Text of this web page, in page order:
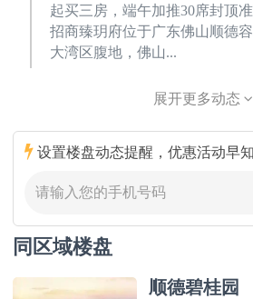
起买三房，端午加推30席封顶
招商臻玥府位于广东佛山顺德
大湾区腹地，佛山...
展开更多动态
设置楼盘动态提醒，优惠活动早
同区域楼盘
顺德碧桂园